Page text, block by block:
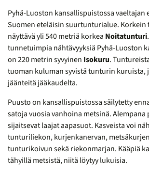
Pyhä-Luoston kansallispuistossa vaeltajan
Suomen eteläisin suurtunturialue.
näyttävä yli 540 metriä korkea Noitatunturi
tunnetuimpia nähtävyyksiä Pyhä-Luoston
on 220 metrin syvyinen Isokuru.
tuoman kuluman syvistä tunturin kuruista,
jäänteitä jääkaudelta.
Puusto on kansallispuistossa säilytetty
satoja vuosia vanhoina metsinä. Alempana
sijaitsevat laajat aapasuot. Kasveista voi
tunturiliekon, kurjenkanervan,
tunturikoivun sekä riekonmarjan. Kääpiä
tähyillä metsistä, niitä löytyy lukuisia.